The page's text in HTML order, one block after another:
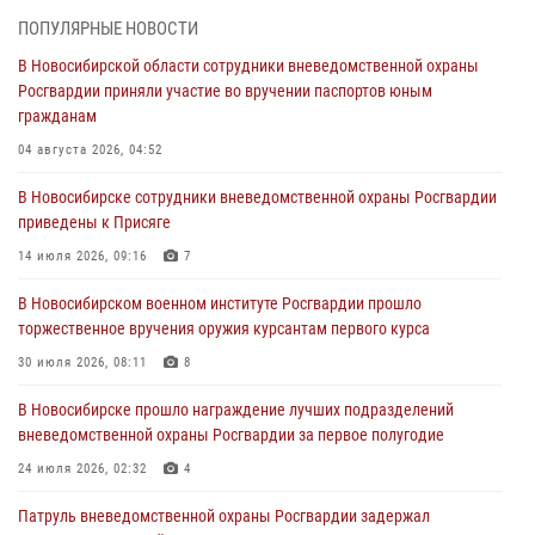
При силовой поддержке бойцов ОМОН и СОБР Росгвардии
пресечена деятельность группы лиц, причастных к мошенничеству
в сфере страхования
В Новосибирске сотрудниками вневедомственной охраны
Росгвардии задержан гражданин, находящийся в розыске
В Новосибирске военнослужащие отряда спецназа «Ермак»
Росгвардии провели занятия по беспарашютному десантированию
В Новосибирске военнослужащие Росгвардии почтили память детей
– жертв войны в Донбассе
ПОПУЛЯРНЫЕ НОВОСТИ
В Новосибирской области сотрудники вневедомственной охраны
Росгвардии приняли участие во вручении паспортов юным
гражданам
04 августа 2026, 04:52
В Новосибирске сотрудники вневедомственной охраны Росгвардии
приведены к Присяге
14 июля 2026, 09:16 7
В Новосибирском военном институте Росгвардии прошло
торжественное вручения оружия курсантам первого курса
30 июля 2026, 08:11 8
В Новосибирске прошло награждение лучших подразделений
вневедомственной охраны Росгвардии за первое полугодие
24 июля 2026, 02:32 4
Патруль вневедомственной охраны Росгвардии задержал